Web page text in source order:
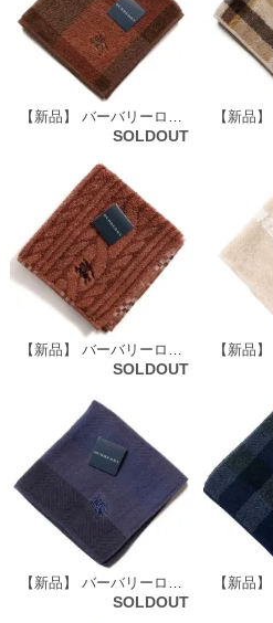
【新品】 バーバリーロンドン BURBERRY LONDON タオルハンカチ 66137
SOLDOUT
【新品】 バーバリーロンドン BURBERRY LONDON タオルハンカチ 67451
SOLDOUT
【新品】 バーバリーロンドン BURBERRY LONDON タオルハンカチ 68846
SOLDOUT